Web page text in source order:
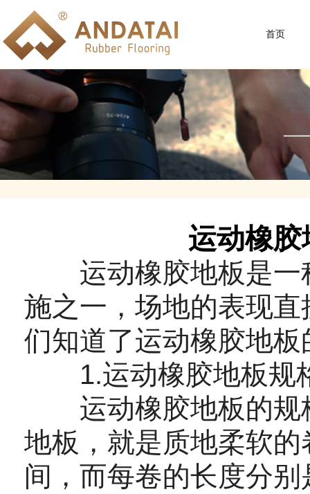
首页
运动橡
运动橡胶地板是一
施之一，场地的表现
们知道了运动橡胶地
1.运动橡胶地板规
运动橡胶地板的规
地板，就是质地柔软
间，而每卷的长度分